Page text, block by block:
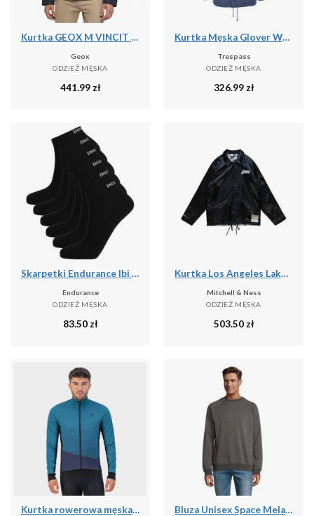
Kurtka GEOX M VINCIT Czarny
Geox
ODZIEŻ MĘSKA
441.99 zł
Kurtka Męska Glover Wodoodporna
Trespass
ODZIEŻ MĘSKA
326.99 zł
Skarpetki Endurance Ibi (x6)
Endurance
ODZIEŻ MĘSKA
83.50 zł
Kurtka Los Angeles Lakers Doodle
Mitchell & Ness
ODZIEŻ MĘSKA
503.50 zł
Kurtka rowerowa męska Rogelli Tarax Bluza Unisex Space Melange Dla Dorosłych